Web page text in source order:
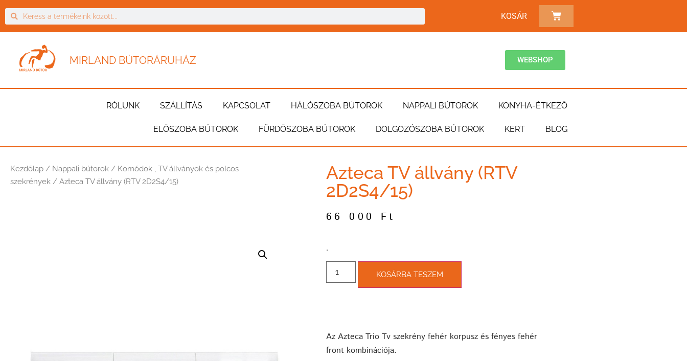
KOSÁR
MIRLAND BÚTORÁRUHÁZ WEBSHOP
RÓLUNK SZÁLLÍTÁS KAPCSOLAT HÁLÓSZOBA BÚTOROK NAPPALI BÚTOROK KONYHA-ÉTKEZŐ
ELŐSZOBA BÚTOROK FÜRDŐSZOBA BÚTOROK DOLGOZÓSZOBA BÚTOROK KERT BLOG
Kezdőlap / Nappali bútorok / Komódok , TV állványok és polcos
szekrények / Azteca TV állvány (RTV 2D2S4/15)
Azteca TV állvány (RTV
2D2S4/15)
66 000 Ft
­.
KOSÁRBA TESZEM
Az Azteca Trio Tv szekrény fehér korpusz és fényes fehér
front kombinációja.